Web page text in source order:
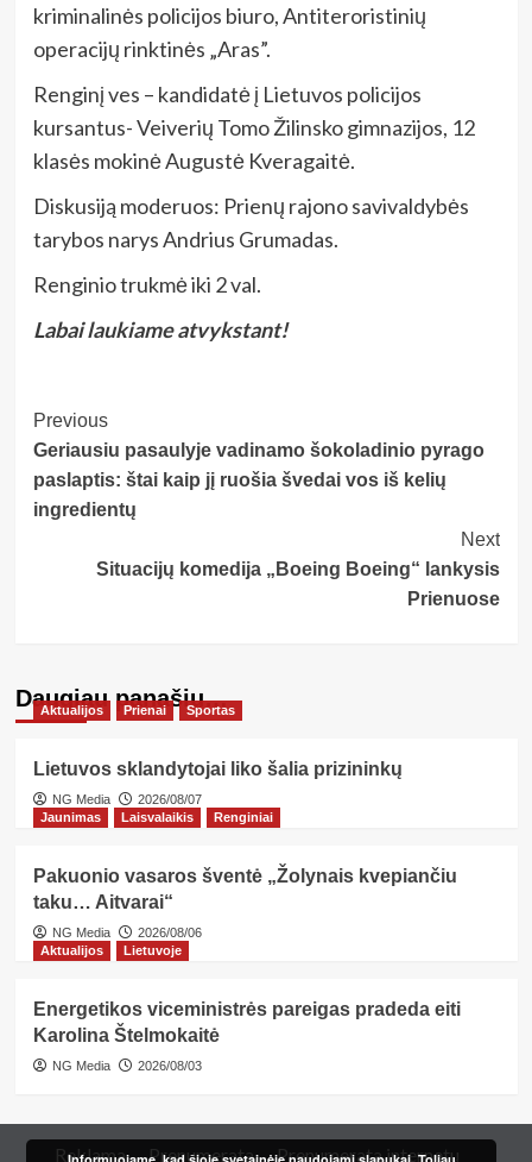
kriminalinės policijos biuro, Antiteroristinių
operacijų rinktinės „Aras”.
Renginį ves – kandidatė į Lietuvos policijos
kursantus- Veiverių Tomo Žilinsko gimnazijos, 12
klasės mokinė Augustė Kveragaitė.
Diskusiją moderuos: Prienų rajono savivaldybės
tarybos narys Andrius Grumadas.
Renginio trukmė iki 2 val.
Labai laukiame atvykstant!
Post
Navigation
Previous
Geriausiu pasaulyje vadinamo šokoladinio pyrago
paslaptis: štai kaip jį ruošia švedai vos iš kelių
ingredientų
Next
Situacijų komedija „Boeing Boeing“ lankysis
Prienuose
Daugiau panašių…
Aktualijos Prienai Sportas
Lietuvos sklandytojai liko šalia prizininkų
NG Media
2026/08/07
Jaunimas
Laisvalaikis Renginiai
Pakuonio vasaros šventė „Žolynais kvepiančiu
taku… Aitvarai“
NG Media
2026/08/06
Aktualijos
Lietuvoje
Energetikos viceministrės pareigas pradeda eiti
Karolina Štelmokaitė
NG Media 2026/08/03
Reklama Prenumerata Prenumerata internetu